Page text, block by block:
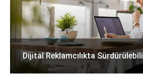
Dijital Reklamcılıkta